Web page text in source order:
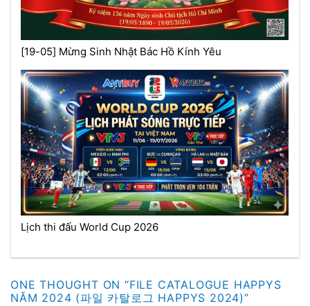
[19-05] Mừng Sinh Nhật Bác Hồ Kính Yêu
Lịch thi đấu World Cup 2026
ONE THOUGHT ON “FILE CATALOGUE HAPPYS
NĂM 2024 (파일 카탈로그 HAPPYS 2024)”